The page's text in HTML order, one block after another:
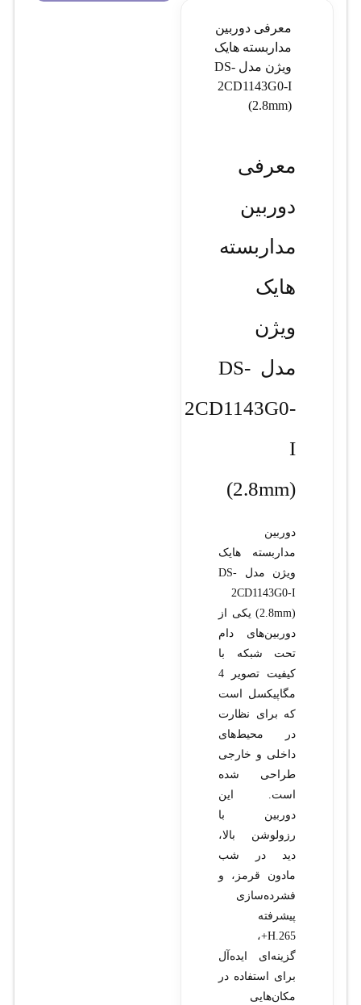
معرفی دوربین
مداربسته هایک
ویژن مدل DS-
2CD1143G0-I
(2.8mm)
معرفی
دوربین
مداربسته
هایک
ویژن
مدل DS-
2CD1143G0-
I
(2.8mm)
دوربین
مداربسته هایک
ویژن مدل DS-
2CD1143G0-I
(2.8mm) یکی از
دوربین‌های دام
تحت شبکه با
کیفیت تصویر 4
مگاپیکسل است
که برای نظارت
در محیط‌های
داخلی و خارجی
طراحی شده
است. این
دوربین با
رزولوشن بالا،
دید در شب
مادون قرمز، و
فشرده‌سازی
پیشرفته
H.265+،
گزینه‌ای ایده‌آل
برای استفاده در
مکان‌هایی